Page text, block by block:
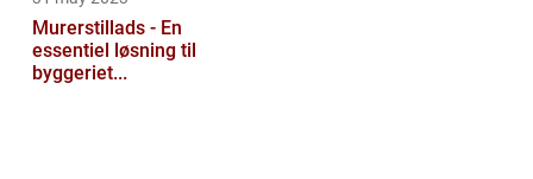
Murerstillads - En
essentiel løsning til
byggeriet...